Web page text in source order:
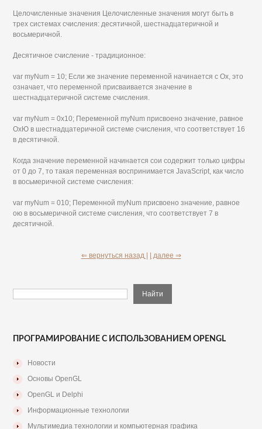
Целочисленные значения Целочисленные значения могут быть в
трех системах счисления: десятичной, шестнадцатеричной и
восьмеричной.
Десятичное счисление - традиционное:
var myNum = 10; Если же значение переменной начинается с Ох, это
означает, что переменной присваивается значение в
шестнадцатеричной системе счисления.
var myNum = 0x10; Переменной myNum присвоено значение, равное
ОхЮ в шестнадцатеричной системе счисления, что соответствует 16
в десятичной.
Когда значение переменной начинается сои содержит только цифры
от 0 до 7, то такая переменная воспринимается JavaScript, как число
в восьмеричной системе счисления:
var myNum = 010; Переменной myNum присвоено значение, равное
ою в восьмеричной системе счисления, что соответствует 7 в
десятичной.
⇐ вернуться назад | | далее ⇒
ПРОГРАМИРОВАНИЕ С ИСПОЛЬЗОВАНИЕМ OPENGL
Новости
Основы OpenGL
OpenGL и Delphi
Информационные технологии
Мультимедиа технологии и компьютерная графика